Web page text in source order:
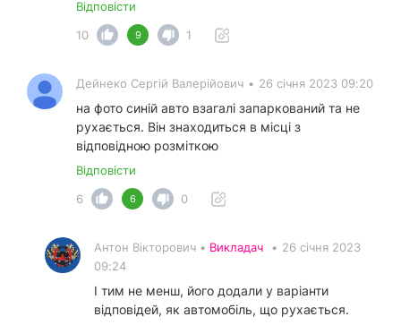
Відповісти
10
9 1
Дейнеко Сергій Валерійович • 26 січня 2023 09:20
на фото синій авто взагалі запаркований та не
рухається. Він знаходиться в місці з
відповідною розміткою
Відповісти
6
6 0
Антон Вікторович • Викладач • 26 січня 2023
09:24
І тим не менш, його додали у варіанти
відповідей, як автомобіль, що рухається.